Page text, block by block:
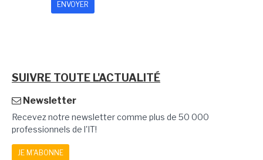
SUIVRE TOUTE L'ACTUALITÉ
Newsletter
Recevez notre newsletter comme plus de 50 000
professionnels de l'IT!
JE M'ABONNE